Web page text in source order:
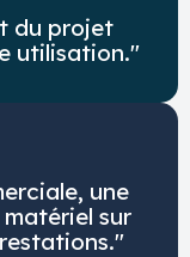
du projet
utilisation."
une
sur